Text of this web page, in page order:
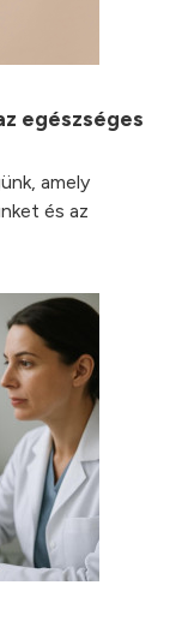
egészséges
amely
és az